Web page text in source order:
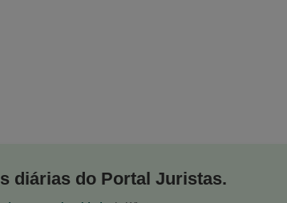
diárias do Portal Juristas.